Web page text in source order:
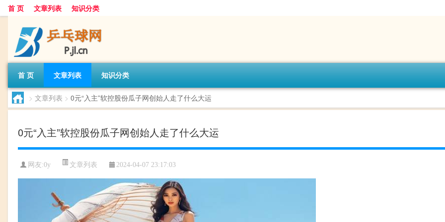
首 页 文章列表 知识分类
首 页 文章列表 知识分类
> 文章列表 > 0元“入主”软控股份瓜子网创始人走了什么大运
0元“入主”软控股份瓜子网创始人走了什么大运
网友:0y 文章列表 2024-04-07 23:17:03